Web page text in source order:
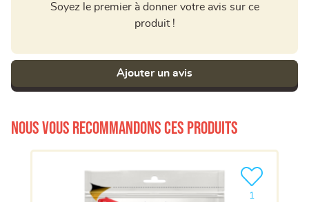
Soyez le premier à donner votre avis sur ce
produit !
Ajouter un avis
Nous vous recommandons ces produits
1
Ajouter le